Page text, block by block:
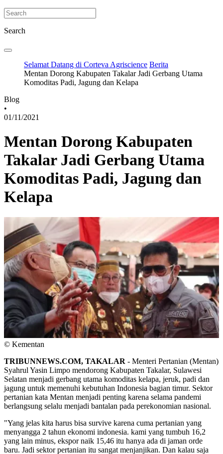
Search
Selamat Datang di Corteva Agriscience Berita
Mentan Dorong Kabupaten Takalar Jadi Gerbang Utama
Komoditas Padi, Jagung dan Kelapa
Blog
•
01/11/2021
Mentan Dorong Kabupaten
Takalar Jadi Gerbang Utama
Komoditas Padi, Jagung dan
Kelapa
© Kementan
TRIBUNNEWS.COM, TAKALAR - Menteri Pertanian (Mentan)
Syahrul Yasin Limpo mendorong Kabupaten Takalar, Sulawesi
Selatan menjadi gerbang utama komoditas kelapa, jeruk, padi dan
jagung untuk memenuhi kebutuhan Indonesia bagian timur. Sektor
pertanian kata Mentan menjadi penting karena selama pandemi
berlangsung selalu menjadi bantalan pada perekonomian nasional.
"Yang jelas kita harus bisa survive karena cuma pertanian yang
menyangga 2 tahun ekonomi indonesia. kami yang tumbuh 16,2
yang lain minus, ekspor naik 15,46 itu hanya ada di jaman orde
baru. Jadi sektor pertanian itu sangat menjanjikan. Dan kalau saja